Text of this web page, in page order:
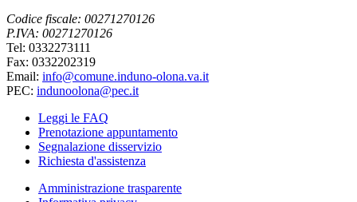
Codice fiscale: 00271270126
P.IVA: 00271270126
Tel: 0332273111
Fax: 0332202319
Email: info@comune.induno-olona.va.it
PEC: indunoolona@pec.it
Leggi le FAQ
Prenotazione appuntamento
Segnalazione disservizio
Richiesta d'assistenza
Amministrazione trasparente